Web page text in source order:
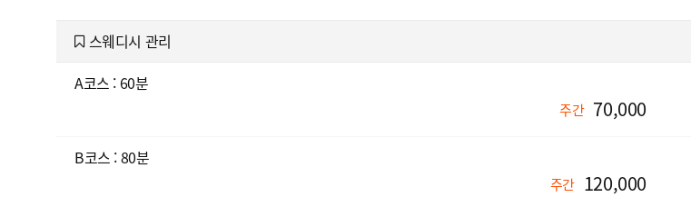
스웨디시 관리
A코스 : 60분
주간 70,000
B코스 : 80분
주간 120,000